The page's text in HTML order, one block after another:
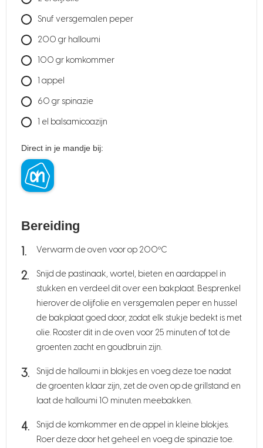
Snuf versgemalen peper
200 gr halloumi
100 gr komkommer
1 appel
60 gr spinazie
1 el balsamicoazijn
Direct in je mandje bij:
Bereiding
Verwarm de oven voor op 200ºC
Snijd de pastinaak, wortel, bieten en aardappel in
stukken en verdeel dit over een bakplaat. Besprenkel
hierover de olijfolie en versgemalen peper en hussel
de bakplaat goed door, zodat elk stukje bedekt is met
olie. Rooster dit in de oven voor 25 minuten of tot de
groenten zacht en goudbruin zijn.
Snijd de halloumi in blokjes en voeg deze toe nadat
de groenten klaar zijn, zet de oven op de grillstand en
laat de halloumi 10 minuten meebakken.
Snijd de komkommer en de appel in kleine blokjes.
Roer deze door het geheel en voeg de spinazie toe.